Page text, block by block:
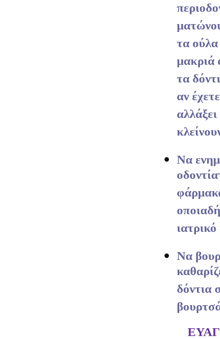
τα ούλα
μακριά
τα
αν
Να
Να
δόντια